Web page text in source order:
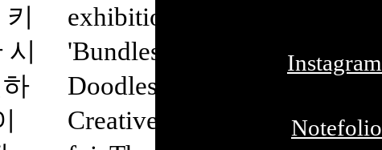
Instagram
Notefolio
시
exhibition
'Bundles for
Doodles' at the
Creative Lounge